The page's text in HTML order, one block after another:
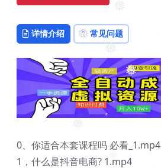
❅
❅
❅
详情介绍 常见问题
0、你适合本套课程吗 必看_1.mp4
1，什么是抖音电商? 1.mp4